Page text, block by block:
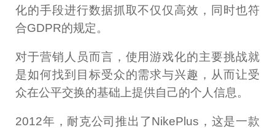
化的手段进行数据抓取不仅仅高效，同时也符
合GDPR的规定。
对于营销人员而言，使用游戏化的主要挑战就
是如何找到目标受众的需求与兴趣，从而让受
众在公平交换的基础上提供自己的个人信息。
2012年，耐克公司推出了NikePlus，这是一款